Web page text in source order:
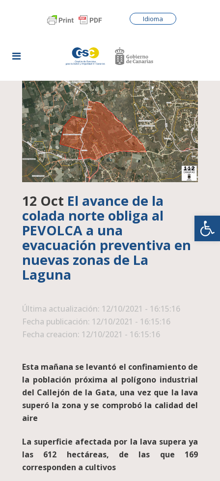
Idioma
12 Oct El avance de la
colada norte obliga al
PEVOLCA a una
evacuación preventiva en
nuevas zonas de La
Laguna
Última actualización: 12/10/2021 - 16:15:16
Fecha publicación: 12/10/2021 - 16:15:16
Fecha creacion: 12/10/2021 - 16:15:16
Esta mañana se levantó el confinamiento de
la población próxima al polígono industrial
del Callejón de la Gata, una vez que la lava
superó la zona y se comprobó la calidad del
aire
La superficie afectada por la lava supera ya
las 612 hectáreas, de las que 169
corresponden a cultivos